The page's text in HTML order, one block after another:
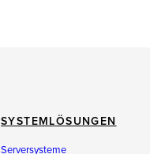
SYSTEMLÖSUNGEN
Serversysteme